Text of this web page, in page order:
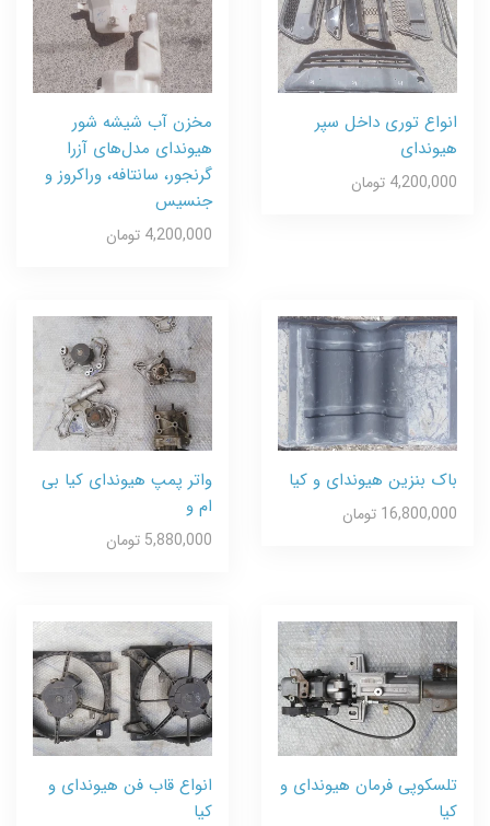
انواع توری داخل سپر
هیوندای
4,200,000 تومان
مخزن آب شیشه شور
هیوندای مدل‌های آزرا
گرنجور، سانتافه، وراکروز و
جنسیس
4,200,000 تومان
باک بنزین هیوندای و کیا
16,800,000 تومان
واتر پمپ هیوندای کیا بی
ام و
5,880,000 تومان
تلسکوپی فرمان هیوندای و
کیا
انواع قاب فن هیوندای و
کیا